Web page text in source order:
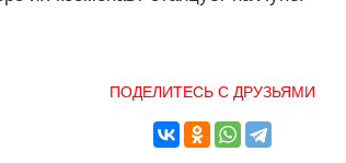
ПОДЕЛИТЕСЬ С ДРУЗЬЯМИ